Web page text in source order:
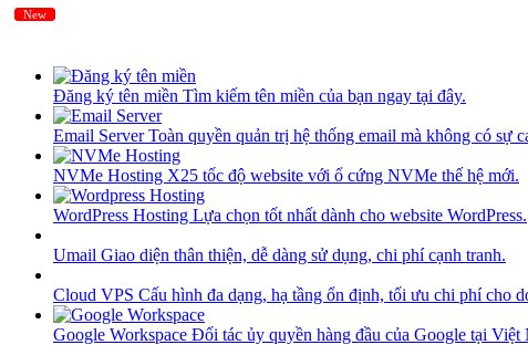
Đăng ký tên miền Tìm kiếm tên miền của bạn ngay tại đây.
Email ServerToàn quyền quản trị hệ thống email mà không có sự
NVMe Hosting X25 tốc độ website với ổ cứng NVMe thế hệ mới.
WordPress Hosting Lựa chọn tốt nhất dành cho website WordPress.
Umail Giao diện thân thiện, dễ dàng sử dụng, chi phí cạnh tranh.
Cloud VPS Cấu hình đa dạng, hạ tầng ổn định, tối ưu chi phí cho
Google Workspace Đối tác ủy quyền hàng đầu của Google tại Việt
New
New